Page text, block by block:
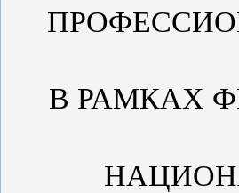
В РАМКАХ